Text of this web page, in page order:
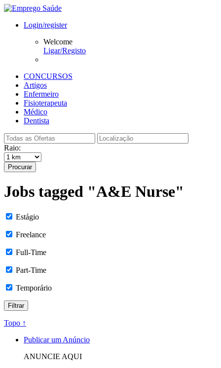
Login/register
Welcome
Ligar/Registo
CONCURSOS
Artigos
Enfermeiro
Fisioterapeuta
Médico
Dentista
Raio:
Procurar
Jobs tagged "A&E Nurse"
Estágio
Freelance
Full-Time
Part-Time
Temporário
Topo ↑
Publicar um Anúncio
ANUNCIE AQUI